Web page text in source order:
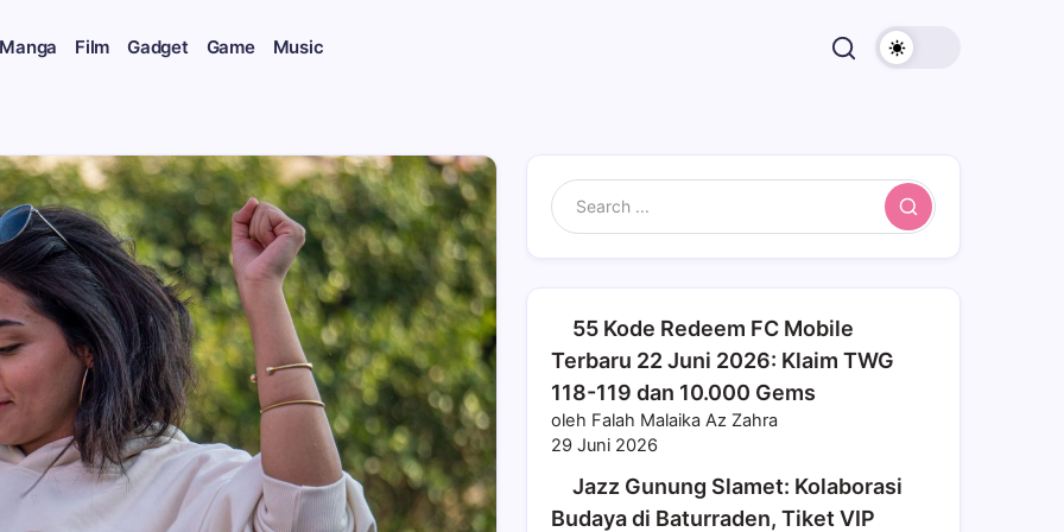
Film Gadget Game Music
Search
55 Kode Redeem FC Mobile
Terbaru 22 Juni 2026: Klaim TWG
118-119 dan 10.000 Gems
oleh Falah Malaika Az Zahra
29 Juni 2026
Jazz Gunung Slamet: Kolaborasi
Budaya di Baturraden, Tiket VIP